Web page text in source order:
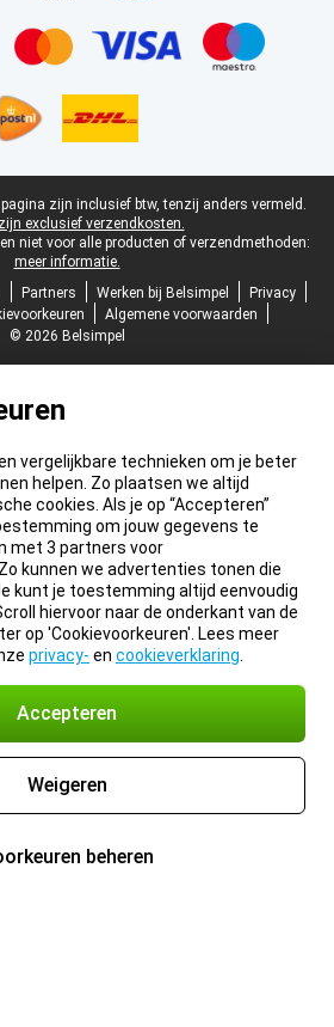
zijn inclusief btw, tenzij anders vermeld.
exclusief verzendkosten.
niet voor alle producten of verzendmethoden:
meer informatie.
Partners Werken bij Belsimpel
Privacy
Algemene voorwaarden
© 2026 Belsimpel
vergelijkbare technieken om je beter
helpen. Zo plaatsen we altijd
cookies. Als je op “Accepteren”
om jouw gegevens te
met 3 partners voor
kunnen we advertenties tonen die
kunt je toestemming altijd eenvoudig
hiervoor naar de onderkant van de
op 'Cookievoorkeuren'. Lees meer
privacy- en cookieverklaring
Accepteren
Weigeren
beheren